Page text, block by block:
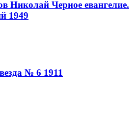
Николай Черное евангелие.
1949
№ 6 1911